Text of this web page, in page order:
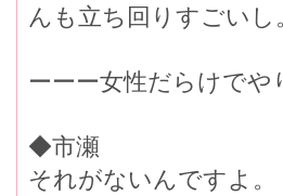
んも立ち回りすごいし
ーーー女性だらけで
◆市瀬
それがないんですよ。